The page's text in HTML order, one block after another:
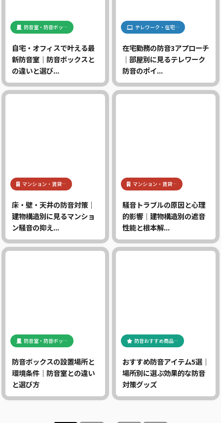
防音室・防音ボッ…
自宅・オフィスで叶える最
新防音室｜防音ボックスと
の違いと選び...
テレワーク・在宅…
在宅勤務の防音3アプローチ
｜部屋別に見るテレワーク
防音のポイ...
マンション・賃貸…
床・壁・天井の防音対策｜
建物構造別に見るマンショ
ン騒音の抑え...
マンション・賃貸…
騒音トラブルの原因と心理
的影響｜建物構造別の遮音
性能と根本解...
防音室・防音ボッ…
防音ボックスの設置場所と
環境条件｜防音室との違い
と選び方
防音おすすめ商品…
おすすめ防音アイテム5選｜
場所別に選ぶ効果的な防音
対策グッズ